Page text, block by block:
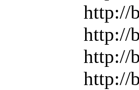
http://
http://
http://
http://